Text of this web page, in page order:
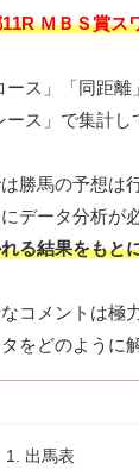
ＭＢＳ賞ス
ス」「同距離
ス」で集計し
勝馬の予想は
データ分析が
る結果をもと
コメントは極
をどのように
出馬表